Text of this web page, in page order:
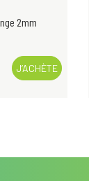
2mm
J’ACHÈTE